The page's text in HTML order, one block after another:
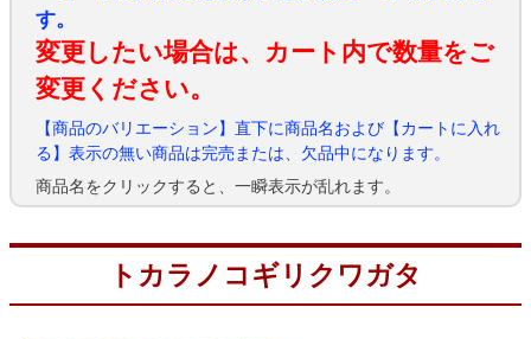
す。
変更したい場合は、カート内で数量をご
変更ください。
【商品のバリエーション】直下に商品名および【カートに入れ
る】表示の無い商品は完売または、欠品中になります。
商品名をクリックすると、一瞬表示が乱れます。
トカラノコギリクワガタ